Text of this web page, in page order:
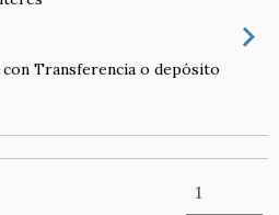
con Transferencia o depósito